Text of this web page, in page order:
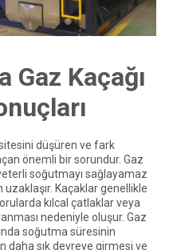
Gaz Kaçağı
düşüren ve fark
önemli bir sorundur. Gaz
soğutmayı sağlayamaz
uzaklaşır. Kaçaklar genellikle
kılcal çatlaklar veya
nedeniyle oluşur. Gaz
soğutma süresinin
daha sık devreye girmesi ve